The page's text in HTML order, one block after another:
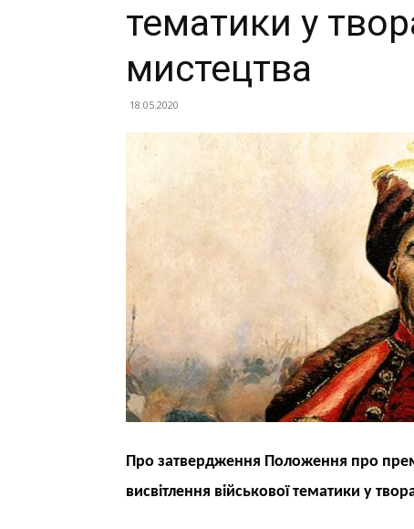
тематики у
мистецтва
18.05.2020
Про затвердження Положення про
висвітлення військової тематики у